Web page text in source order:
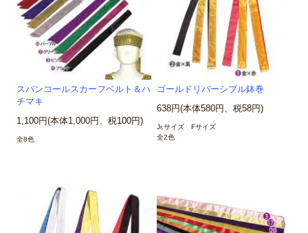
スパンコールスカーフベルト＆ハ
チマキ
1,100円(本体1,000円、税100円)
全8色
ゴールドリバーシブル鉢巻
638円(本体580円、税58円)
Jr.サイズ Fサイズ
全2色